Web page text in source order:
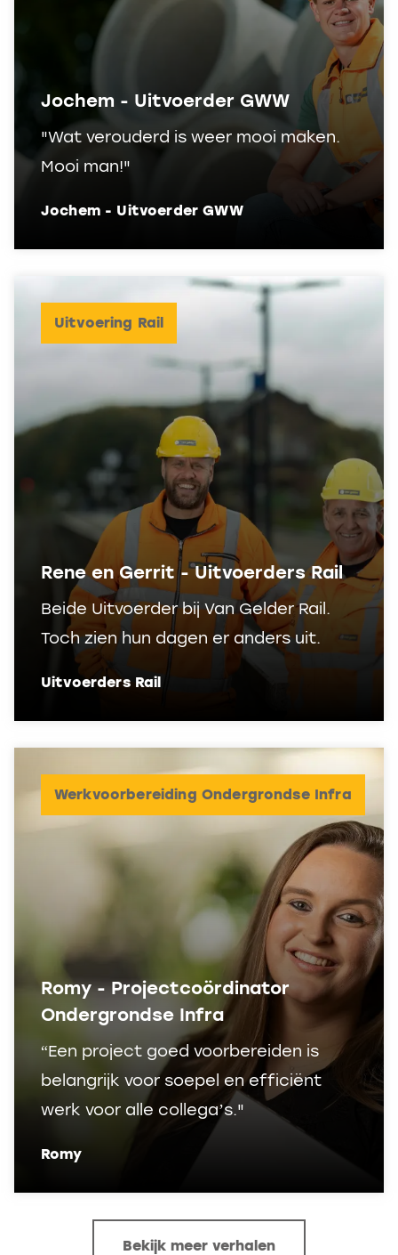
Jochem - Uitvoerder GWW
"Wat verouderd is weer mooi maken.
Mooi man!"
Jochem - Uitvoerder GWW
Uitvoering Rail
Rene en Gerrit - Uitvoerders Rail
Beide Uitvoerder bij Van Gelder Rail.
Toch zien hun dagen er anders uit.
Uitvoerders Rail
Werkvoorbereiding Ondergrondse Infra
Romy - Projectcoördinator
Ondergrondse Infra
“Een project goed voorbereiden is
belangrijk voor soepel en efficiënt
werk voor alle collega’s."
Romy
Bekijk meer verhalen